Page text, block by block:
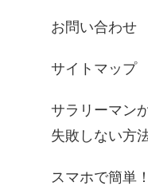
お問い合わせ
サイトマップ
サラリーマン
失敗しない方
スマホで簡単